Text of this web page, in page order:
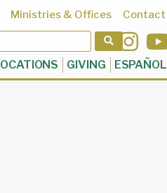
Ministries & Offices Contact
GIVING ESPAÑOL